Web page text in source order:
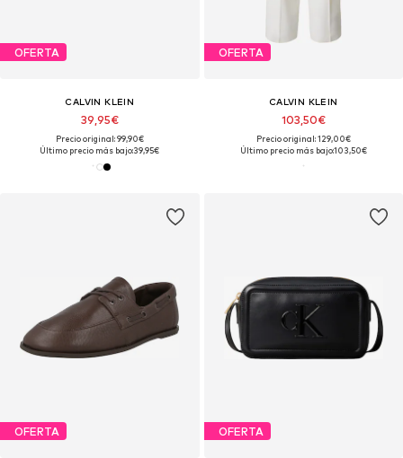
OFERTA
CALVIN KLEIN
39,95€
Precio original: 99,90€
Último precio más bajo:39,95€
OFERTA
CALVIN KLEIN
103,50€
Precio original: 129,00€
Último precio más bajo:103,50€
OFERTA OFERTA